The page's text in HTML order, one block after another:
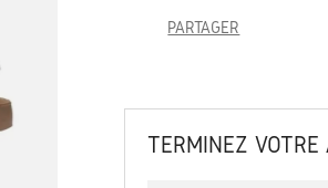
PARTAGER
TERMINEZ VOTRE